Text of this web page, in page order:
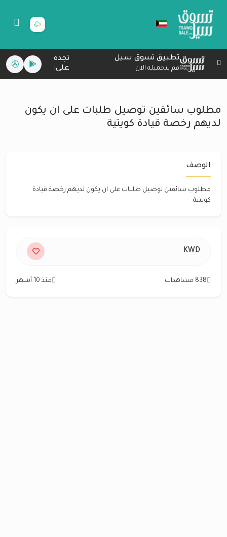
تطبيق تسوق سيل
قم بتحميله الان
تجده
على:
مطلوب سائقين توصيل طلبات على ان يكون
لديهم رخصة قيادة كويتية
الوصف
مطلوب سائقين توصيل طلبات على ان يكون لديهم رخصة قيادة
كويتية
KWD
838 مشاهدات منذ 10 أشهر